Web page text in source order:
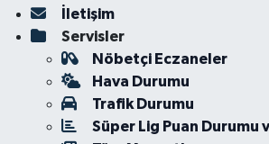
İletişim
Servisler
Nöbetçi Eczaneler
Hava Durumu
Trafik Durumu
Süper Lig Puan Durumu